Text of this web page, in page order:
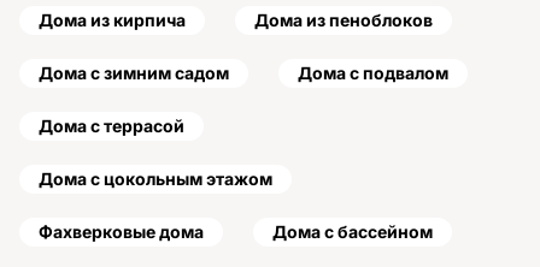
Дома из кирпича Дома из пеноблоков
Дома с зимним садом Дома с подвалом
Дома с террасой
Дома с цокольным этажом
Фахверковые дома Дома с бассейном